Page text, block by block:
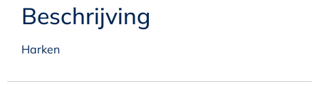
Beschrijving
Harken